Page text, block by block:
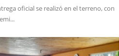
oficial se realizó en el terreno, con